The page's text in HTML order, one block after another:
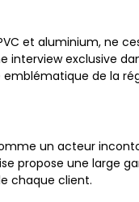
et aluminium, ne
interview exclusive
de la
un acteur
propose une large
chaque client.